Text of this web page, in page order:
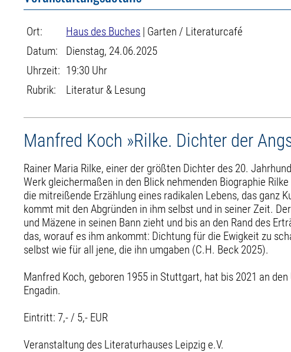
Ort: Haus des Buches | Garten / Literaturcafé
Datum:
Dienstag, 24.06.2025
Uhrzeit: 19:30 Uhr
Rubrik:
Literatur & Lesung
Manfred Koch »Rilke. Dichter der
Rainer Maria Rilke, einer der größten Dichter des 20.
Werk gleichermaßen in den Blick nehmenden Biographie
die mitreißende Erzählung eines radikalen Lebens, das ganz
kommt mit den Abgründen in ihm selbst und in seiner Zeit.
und Mäzene in seinen Bann zieht und bis an den Rand des
das, worauf es ihm ankommt: Dichtung für die Ewigkeit zu
selbst wie für all jene, die ihn umgaben (C.H. Beck 2025).
Manfred Koch, geboren 1955 in Stuttgart, hat bis 2021 an
Engadin.
Eintritt: 7,- / 5,- EUR
Veranstaltung des Literaturhauses Leipzig e.V.